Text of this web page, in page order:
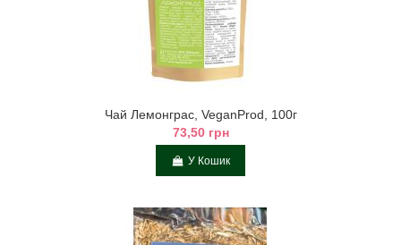
Чай Лемонграс, VeganProd, 100г
73,50 грн
У Кошик